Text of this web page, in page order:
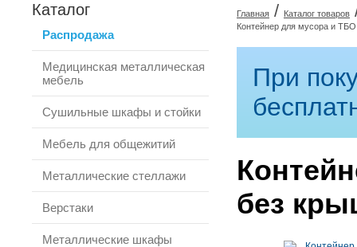
Каталог
Распродажа
Медицинская металлическая
мебель
Сушильные шкафы и стойки
Мебель для общежитий
Металлические стеллажи
Верстаки
Металлические шкафы
Главная / Каталог товаров
Контейнер для мусора и
При
без